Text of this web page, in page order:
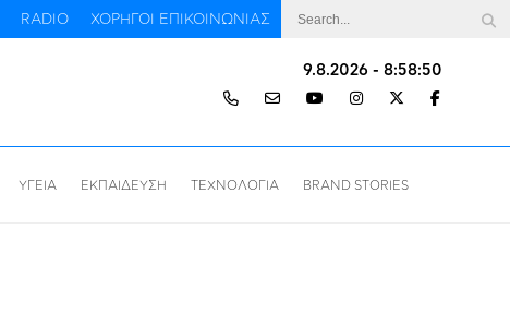
ΧΟΡΗΓΟΙ ΕΠΙΚΟΙΝΩΝΙΑΣ
RADIO
9.8.2026 - 8:58:51
ΥΓΕΙΑ ΕΚΠΑΙΔΕΥΣΗ ΤΕΧΝΟΛΟΓΙΑ BRAND STORIES